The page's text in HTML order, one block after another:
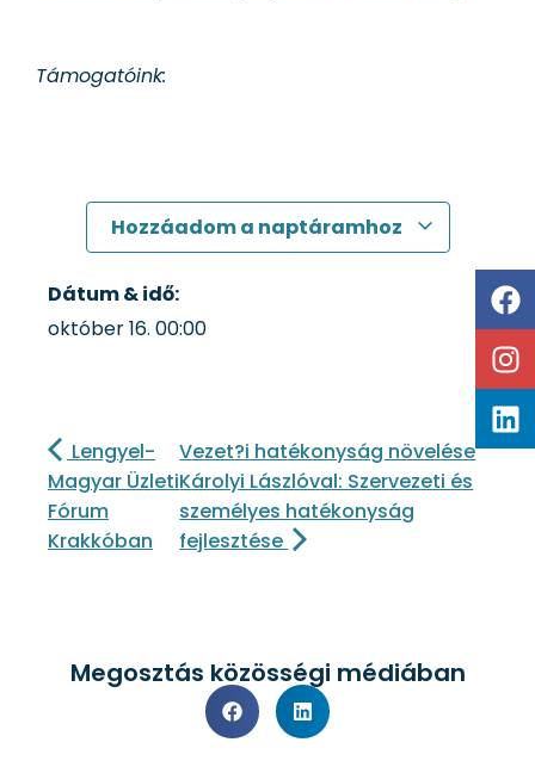
Támogatóink:
Hozzáadom a naptáramhoz
Dátum & idő:
október 16. 00:00
Lengyel-
Magyar Üzleti
Fórum
Krakkóban
Vezet?i hatékonyság növelése
Károlyi Lászlóval: Szervezeti és
személyes hatékonyság
fejlesztése
Megosztás közösségi médiában